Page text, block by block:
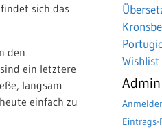
sich das
den
ein letztere
langsam
einfach zu
Wishlist
Admin
Eintrags-